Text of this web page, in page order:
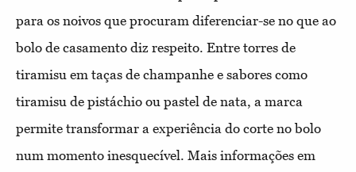
para os noivos que procuram diferenciar-se no que ao
bolo de casamento diz respeito. Entre torres de
tiramisu em taças de champanhe e sabores como
tiramisu de pistáchio ou pastel de nata, a marca
permite transformar a experiência do corte no bolo
num momento inesquecível. Mais informações em